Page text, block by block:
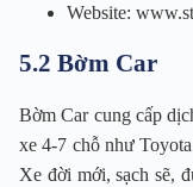
Website:
5.2 Bờm Car
Bờm Car cung cấp
xe 4-7 chỗ như
Xe đời mới, sạch sẽ,